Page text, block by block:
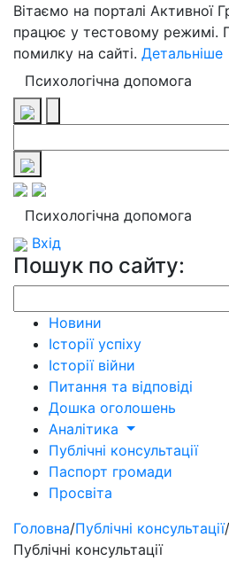
Вітаємо на порталі Активної
працює у тестовому режимі.
помилку на сайті. Детальніше
Психологічна допомога
Психологічна допомога
Вхід
Пошук по сайту:
Новини
Історії успіху
Історії війни
Питання та відповіді
Дошка оголошень
Аналітика
Публічні консультації
Паспорт громади
Просвіта
Головна/Публічні консультації/
Публічні консультації